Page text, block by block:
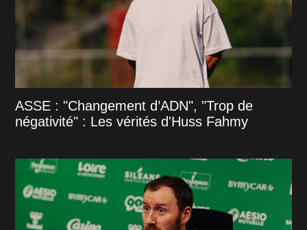
ASSE : "Changement d’ADN", "Trop de
négativité" : Les vérités d'Huss Fahmy